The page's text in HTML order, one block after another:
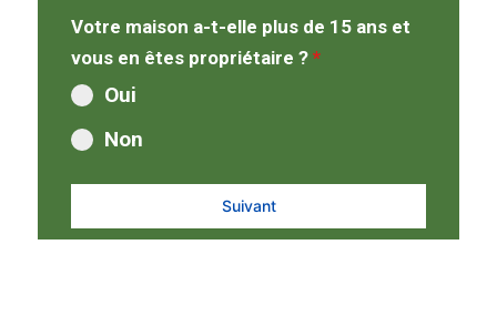
Votre maison a-t-elle plus de 15 ans et
vous en êtes propriétaire ? *
Oui
Non
Suivant